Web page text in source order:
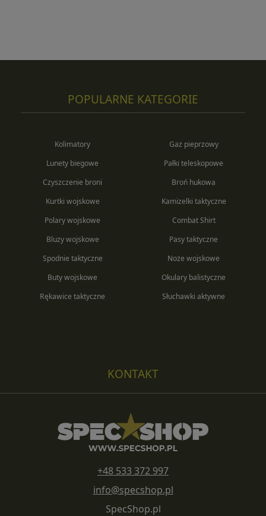
POPULARNE KATEGORIE
Kolimatory
Lunety biegowe
Czyszczenie broni
Gaz pieprzowy
Pałki teleskopowe
Broń hukowa
Kurtki wojskowe
Polary wojskowe
Bluzy wojskowe
Kamizelki taktyczne
Combat Shirt
Pasy taktyczne
Spodnie taktyczne
Buty wojskowe
Rękawice taktyczne
Noże wojskowe
Okulary balistyczne
Słuchawki aktywne
KONTAKT
+48 533 372 997
info@specshop.pl
SpecShop.pl